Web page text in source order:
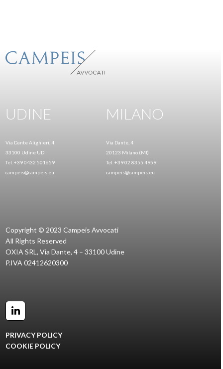
UDINE
Via Dante Alighieri, 4
33100 Udine UD
Tel. +39 0432 501659
campeis@campeis.eu
MILANO
Via Dante, 4
20123 Milano (MI)
Tel. +39 02 8355 4959
campeis@campeis.eu
Copyright © 2023 Campeis Avvocati
All Rights Reserved
OXIA SRL, Via Dante, 4 – 33100 Udine
P.IVA 02412620300
LinkedIn
PRIVACY POLICY
COOKIE POLICY